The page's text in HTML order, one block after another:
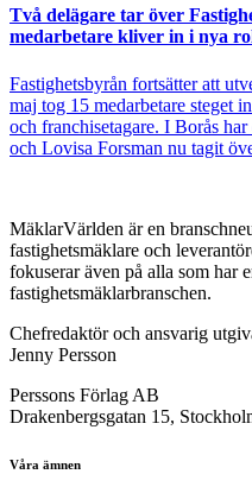
Två delägare tar över
medarbetare kliver in i nya
Fastighetsbyrån fortsätter att
maj tog 15 medarbetare steget
och franchisetagare. I Borås
och Lovisa Forsman nu tagit
MäklarVärlden är en
fastighetsmäklare och
fokuserar även på alla som har
fastighetsmäklarbranschen.
Chefredaktör och ansvarig
Jenny Persson
Perssons Förlag AB
Drakenbergsgatan 15,
Våra ämnen